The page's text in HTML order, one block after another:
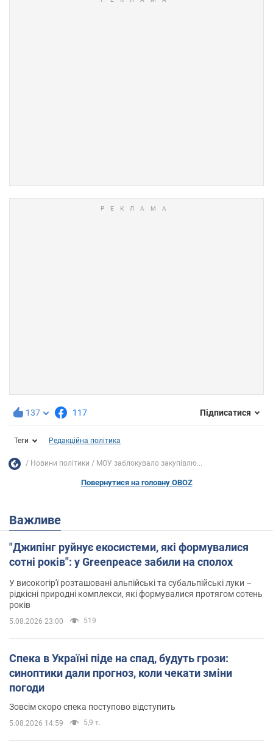
137 117 Підписатися
Теги Редакційна політика
Новини політики МОУ заблокувало закупівлю...
Повернутися на головну OBOZ
Важливе
"Джипінг руйнує екосистеми, які формувалися
сотні років": у Greenpeace забили на сполох
У високогір'ї розташовані альпійські та субальпійські луки –
рідкісні природні комплекси, які формувалися протягом сотень
років
5.08.2026 23:00 519
Спека в Україні піде на спад, будуть грози:
синоптики дали прогноз, коли чекати зміни
погоди
Зовсім скоро спека поступово відступить
5.08.2026 14:59 5,9 т.